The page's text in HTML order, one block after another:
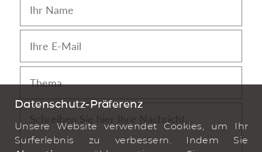
Datenschutz-Präferenz
Unsere Website verwendet Cookies, um Ihr
Surferlebnis zu verbessern. Indem Sie